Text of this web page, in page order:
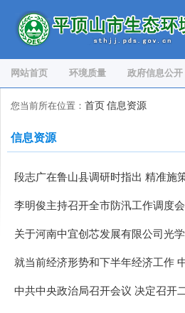
网站首页 环境质量 政府信息公开
您当前所在位置： 首页 信息资源
信息资源
李明俊主持召开全市防汛工作调度会